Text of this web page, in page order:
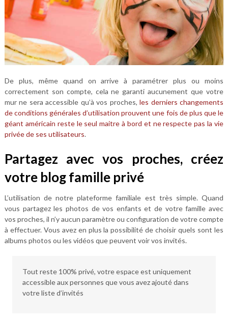
De plus, même quand on arrive à paramétrer plus ou moins
correctement son compte, cela ne garanti aucunement que votre
mur ne sera accessible qu’à vos proches,les derniers changements
de conditions générales d’utilisation prouvent une fois de plus que le
géant américain reste le seul maitre à bord et ne respecte pas la vie
privée de ses utilisateurs.
Partagez avec vos proches, créez
votre blog famille privé
L’utilisation de notre plateforme familiale est très simple. Quand
vous partagez les photos de vos enfants et de votre famille avec
vos proches, il n’y aucun paramètre ou configuration de votre compte
à effectuer. Vous avez en plus la possibilité de choisir quels sont les
albums photos ou les vidéos que peuvent voir vos invités.
Tout reste 100% privé, votre espace est uniquement
accessible aux personnes que vous avez ajouté dans
votre liste d’invités